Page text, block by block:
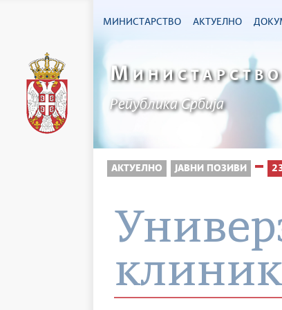
МИНИСТАРСТВО АКТУЕЛНО
М
Република Србија
АКТУЕЛНО ЈАВНИ ПОЗИВИ